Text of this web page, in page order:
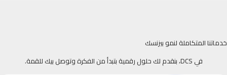
خدماتنا المتكاملة لنمو بيزنسك
في DCS، بنقدم لك حلول رقمية بتبدأ من الفكرة وتوصل بيك للقمة.